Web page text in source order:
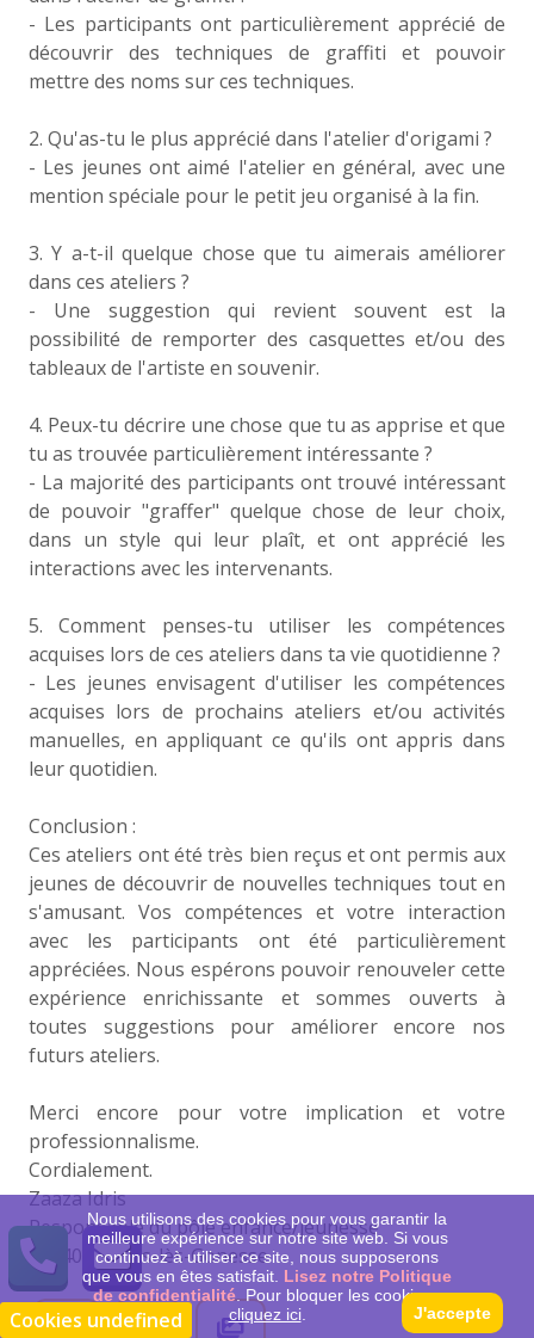
- Les participants ont particulièrement apprécié de
découvrir des techniques de graffiti et pouvoir
mettre des noms sur ces techniques.
2. Qu'as-tu le plus apprécié dans l'atelier d'origami ?
- Les jeunes ont aimé l'atelier en général, avec une
mention spéciale pour le petit jeu organisé à la fin.
3. Y a-t-il quelque chose que tu aimerais améliorer
dans ces ateliers ?
- Une suggestion qui revient souvent est la
possibilité de remporter des casquettes et/ou des
tableaux de l'artiste en souvenir.
4. Peux-tu décrire une chose que tu as apprise et que
tu as trouvée particulièrement intéressante ?
- La majorité des participants ont trouvé intéressant
de pouvoir "graffer" quelque chose de leur choix,
dans un style qui leur plaît, et ont apprécié les
interactions avec les intervenants.
5. Comment penses-tu utiliser les compétences
acquises lors de ces ateliers dans ta vie quotidienne ?
- Les jeunes envisagent d'utiliser les compétences
acquises lors de prochains ateliers et/ou activités
manuelles, en appliquant ce qu'ils ont appris dans
leur quotidien.
Conclusion :
Ces ateliers ont été très bien reçus et ont permis aux
jeunes de découvrir de nouvelles techniques tout en
s'amusant. Vos compétences et votre interaction
avec les participants ont été particulièrement
appréciées. Nous espérons pouvoir renouveler cette
expérience enrichissante et sommes ouverts à
toutes suggestions pour améliorer encore nos
futurs ateliers.
Merci encore pour votre implication et votre
professionnalisme.
Cordialement.
Zaaza Idris
Responsable du pôle enfance/jeunesse
95140 Garges-lès-Gonesse
Nous utilisons des cookies pour vous garantir la
meilleure expérience sur notre site web. Si vous
continuez à utiliser ce site, nous supposerons
que vous en êtes satisfait. Lisez notre Politique
de confidentialité. Pour bloquer les cookies :
cliquez ici. J'accepte
Cookies undefined